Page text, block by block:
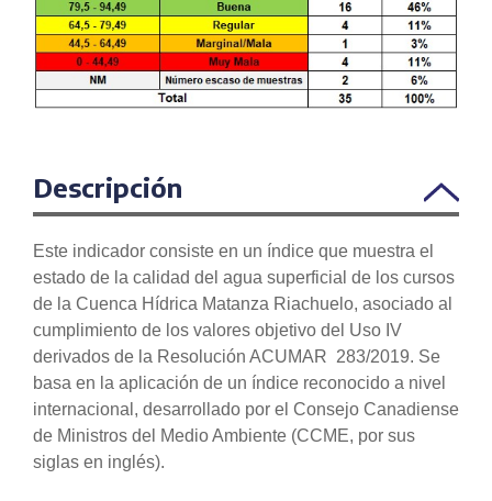
Descripción
Este indicador consiste en un índice que muestra el
estado de la calidad del agua superficial de los cursos
de la Cuenca Hídrica Matanza Riachuelo, asociado al
cumplimiento de los valores objetivo del Uso IV
derivados de la Resolución ACUMAR 283/2019. Se
basa en la aplicación de un índice reconocido a nivel
internacional, desarrollado por el Consejo Canadiense
de Ministros del Medio Ambiente (CCME, por sus
siglas en inglés).